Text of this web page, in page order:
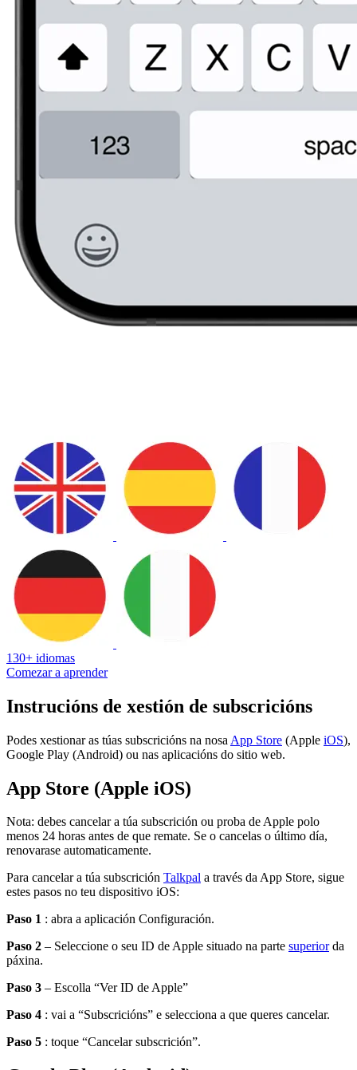
130+ idiomas
Comezar a aprender
Instrucións de xestión de subscricións
Podes xestionar as túas subscricións na nosa App Store (Apple iOS),
Google Play (Android) ou nas aplicacións do sitio web.
App Store (Apple iOS)
Nota: debes cancelar a túa subscrición ou proba de Apple polo
menos 24 horas antes de que remate. Se o cancelas o último día,
renovarase automaticamente.
Para cancelar a túa subscrición Talkpal a través da App Store, sigue
estes pasos no teu dispositivo iOS:
Paso 1 : abra a aplicación Configuración.
Paso 2 – Seleccione o seu ID de Apple situado na parte superiorda
páxina.
Paso 3 – Escolla “Ver ID de Apple”
Paso 4 : vai a “Subscricións” e selecciona a que queres cancelar.
Paso 5 : toque “Cancelar subscrición”.